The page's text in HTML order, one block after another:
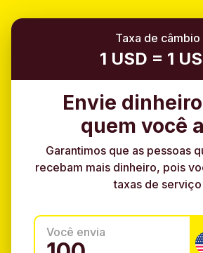
Taxa de câmbio
1 USD = 1
Envie
quem você
Garantimos que as pessoas
recebam mais dinheiro, pois
taxas de serviço
Você envia